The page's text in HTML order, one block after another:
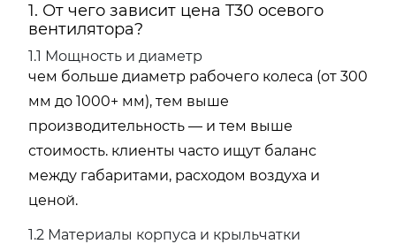
1. От чего зависит цена T30 осевого
вентилятора?
1.1 Мощность и диаметр
чем больше диаметр рабочего колеса (от 300
мм до 1000+ мм), тем выше
производительность — и тем выше
стоимость. клиенты часто ищут баланс
между габаритами, расходом воздуха и
ценой.
1.2 Материалы корпуса и крыльчатки